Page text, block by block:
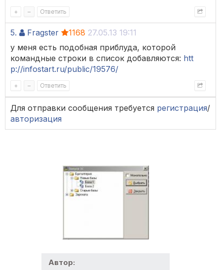
+ – Ответить
5. Fragster 1168 27.05.13 19:11
у меня есть подобная приблуда, которой
командные строки в список добавляются: htt
p://infostart.ru/public/19576/
+ – Ответить
Для отправки сообщения требуется регистрация/
авторизация
Автор: